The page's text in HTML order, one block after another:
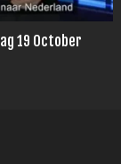
19 October